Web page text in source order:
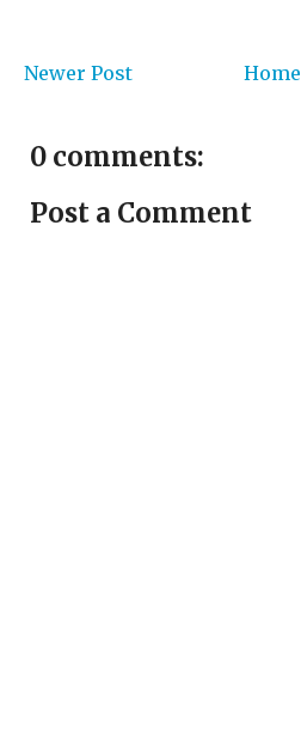
Newer Post Home
0 comments:
Post a Comment